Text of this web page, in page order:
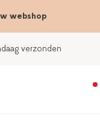
webshop
verzonden